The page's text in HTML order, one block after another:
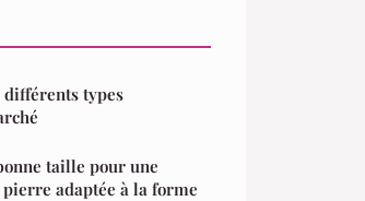
types
taille pour une
adaptée à la forme